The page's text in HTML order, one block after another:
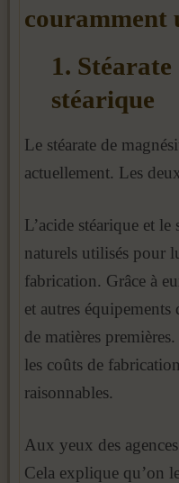
couramment
1.
stéarique
Le stéarate de
actuellement. Les
L’acide stéarique et
naturels utilisés pour
fabrication. Grâce à
et autres
de matières
les coûts de
raisonnables.
Aux yeux des
Cela explique qu’on